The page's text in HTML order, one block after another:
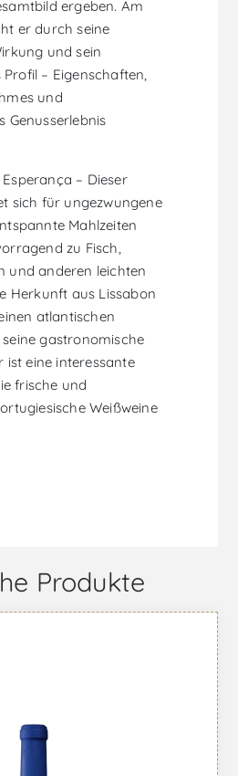
ergeben. Am
er durch seine
und sein
– Eigenschaften,
und
Genusserlebnis
– Dieser
sich für ungezwungene
Mahlzeiten
zu Fisch,
und anderen leichten
Herkunft aus Lissabon
atlantischen
gastronomische
ist eine interessante
frische und
Weißweine
Produkte